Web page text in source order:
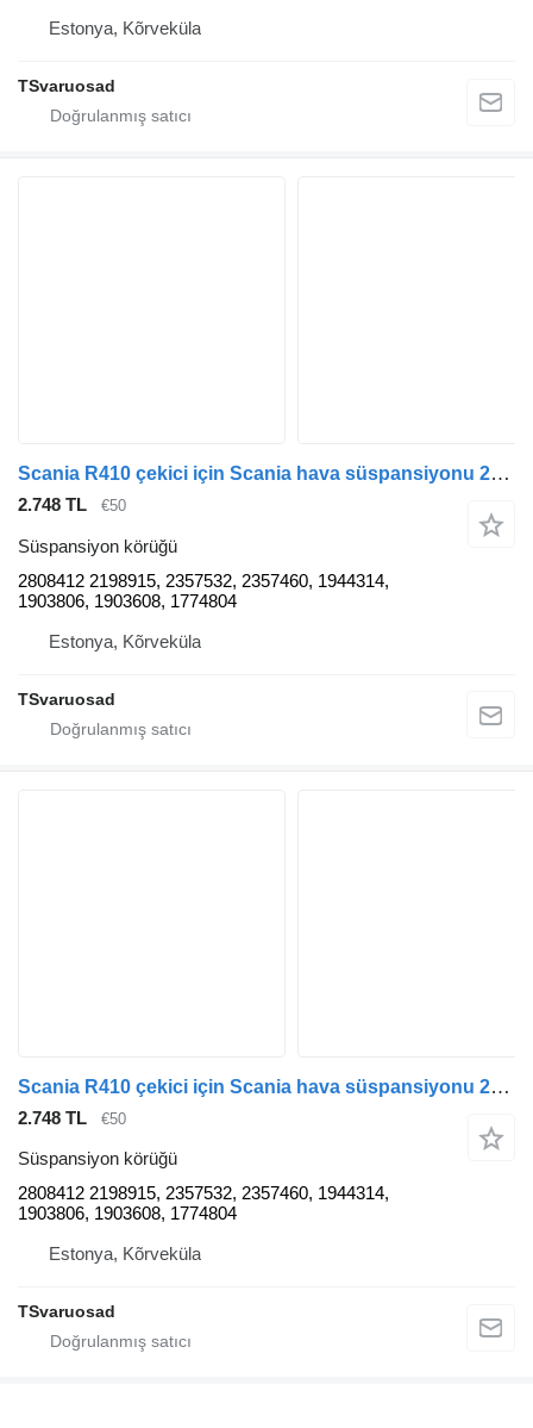
Estonya, Kõrveküla
TSvaruosad
Scania R410 çekici için Scania hava süspansiyonu 2808412 süspansiyon körüğü
2.748 TL €50
Süspansiyon körüğü
2808412 2198915, 2357532, 2357460, 1944314,
1903806, 1903608, 1774804
Estonya, Kõrveküla
TSvaruosad
Scania R410 çekici için Scania hava süspansiyonu 2808412 süspansiyon körüğü
2.748 TL €50
Süspansiyon körüğü
2808412 2198915, 2357532, 2357460, 1944314,
1903806, 1903608, 1774804
Estonya, Kõrveküla
TSvaruosad